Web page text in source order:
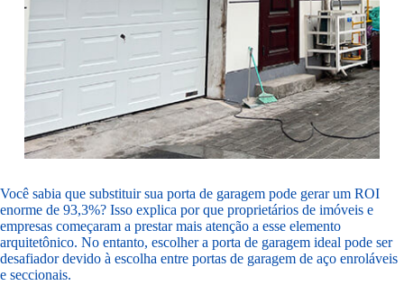
Você sabia que substituir sua porta de garagem pode gerar um ROI
enorme de 93,3%? Isso explica por que proprietários de imóveis e
empresas começaram a prestar mais atenção a esse elemento
arquitetônico. No entanto, escolher a porta de garagem ideal pode ser
desafiador devido à escolha entre portas de garagem de aço enroláveis
e seccionais.